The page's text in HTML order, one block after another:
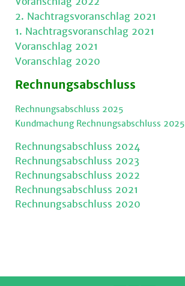
2. Nachtragsvoranschlag 2021
1. Nachtragsvoranschlag 2021
Voranschlag 2021
Voranschlag 2020
Rechnungsabschluss
Rechnungsabschluss 2025
Kundmachung Rechnungsabschluss 2025
Rechnungsabschluss 2024
Rechnungsabschluss 2023
Rechnungsabschluss 2022
Rechnungsabschluss 2021
Rechnungsabschluss 2020